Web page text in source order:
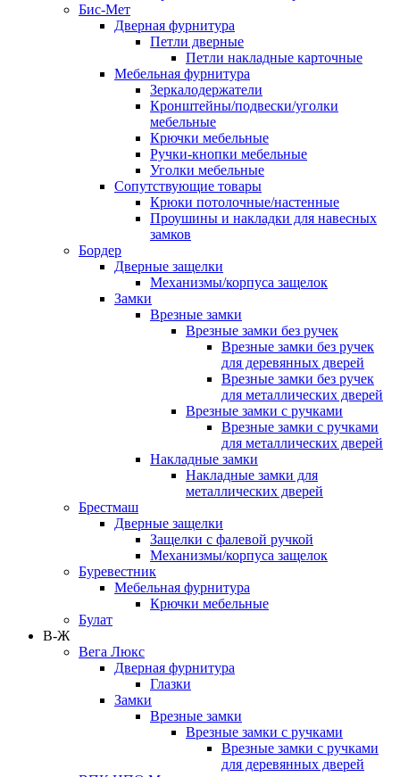
Бис-Мет
Дверная фурнитура
Петли дверные
Петли накладные карточные
Мебельная фурнитура
Зеркалодержатели
Кронштейны/подвески/уголки
мебельные
Крючки мебельные
Ручки-кнопки мебельные
Уголки мебельные
Сопутствующие товары
Крюки потолочные/настенные
Проушины и накладки для навесных
замков
Бордер
Дверные защелки
Механизмы/корпуса защелок
Замки
Врезные замки
Врезные замки без ручек
Врезные замки без ручек
для деревянных дверей
Врезные замки без ручек
для металлических дверей
Врезные замки с ручками
Врезные замки с ручками
для металлических дверей
Накладные замки
Накладные замки для
металлических дверей
Брестмаш
Дверные защелки
Защелки с фалевой ручкой
Механизмы/корпуса защелок
Буревестник
Мебельная фурнитура
Крючки мебельные
Булат
В-Ж
Вега Люкс
Дверная фурнитура
Глазки
Замки
Врезные замки
Врезные замки с ручками
Врезные замки с ручками
для деревянных дверей